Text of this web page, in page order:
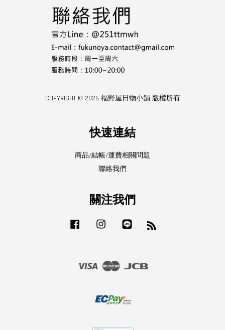
COPYRIGHT © 2026 福野屋日物小舖 版權所有
快速連結
商品/結帳/運費相關問題
聯絡我們
關注我們
Facebook Instagram
Visa Master